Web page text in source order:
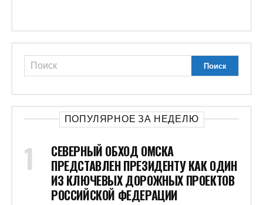
ПОПУЛЯРНОЕ ЗА НЕДЕЛЮ
СЕВЕРНЫЙ ОБХОД ОМСКА
ПРЕДСТАВЛЕН ПРЕЗИДЕНТУ КАК ОДИН
ИЗ КЛЮЧЕВЫХ ДОРОЖНЫХ ПРОЕКТОВ
РОССИЙСКОЙ ФЕДЕРАЦИИ